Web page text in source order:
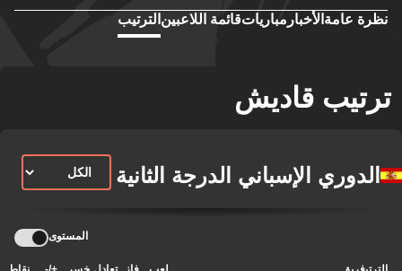
نظرة عامة الأخبار مبارياتقائمة اللاعبين الترتيب
ترتيب قاديش
الدوري الإسباني الدرجة الثانية
المستوى